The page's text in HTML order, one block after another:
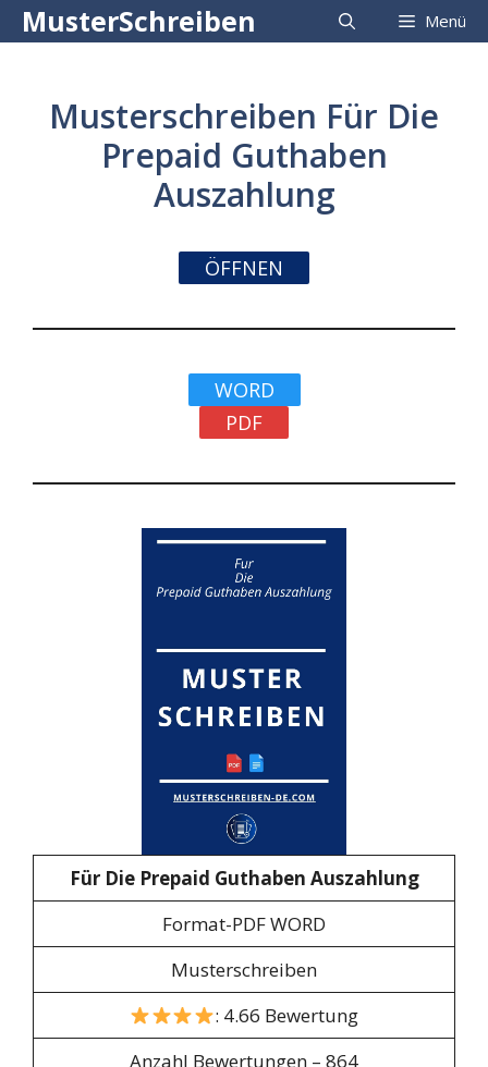
Zum
Inhalt
MusterSchreiben Menü
Musterschreiben Für Die
Prepaid Guthaben
Auszahlung
ÖFFNEN
WORD
PDF
Für Die Prepaid Guthaben Auszahlung
Format-PDF WORD
Musterschreiben
: 4.66 Bewertung
Anzahl Bewertungen – 864